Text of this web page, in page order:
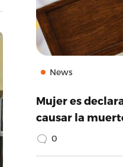
News
Mujer es
causar la
0